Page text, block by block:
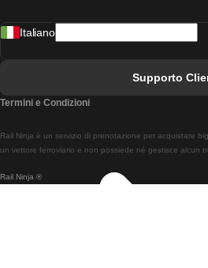
Treni Da Lisbon A
Treni Da Braga A
Rail Ninja ®
Rail Ninja è un servizio di prenotazione per acquistare
un vettore ferroviario e non possiede né gestisce alcun
Italiano
Supporto
Termini e Condizioni